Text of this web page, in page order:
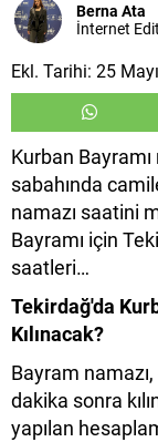
Berna Ata
İnternet
Ekl. Tarihi: 25
Kurban
sabahında
namazı saatini
Bayramı için
saatleri…
Tekirdağ'da
Kılınacak?
Bayram
dakika sonra
yapılan